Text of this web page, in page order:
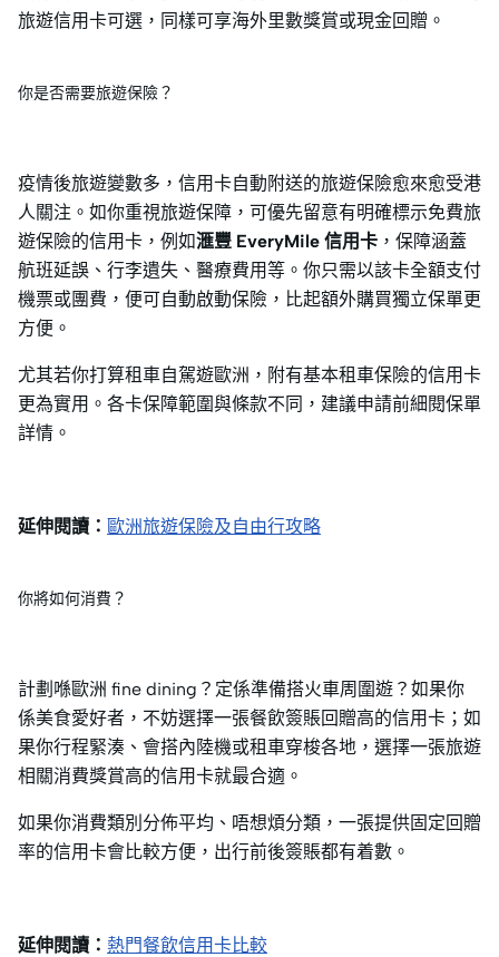
旅遊信用卡可選，同樣可享海外里數獎賞或現金回贈。
你是否需要旅遊保險？
疫情後旅遊變數多，信用卡自動附送的旅遊保險愈來愈受港
人關注。如你重視旅遊保障，可優先留意有明確標示免費旅
遊保險的信用卡，例如滙豐 EveryMile 信用卡 ，保障涵蓋
航班延誤、行李遺失、醫療費用等。你只需以該卡全額支付
機票或團費，便可自動啟動保險，比起額外購買獨立保單更
方便。
尤其若你打算租車自駕遊歐洲，附有基本租車保險的信用卡
更為實用。各卡保障範圍與條款不同，建議申請前細閱保單
詳情。
延伸閱讀： 歐洲旅遊保險及自由行攻略
你將如何消費？
計劃喺歐洲 fine dining？定係準備搭火車周圍遊？如果你
係美食愛好者，不妨選擇一張餐飲簽賬回贈高的信用卡；如
果你行程緊湊、會搭內陸機或租車穿梭各地，選擇一張旅遊
相關消費獎賞高的信用卡就最合適。
如果你消費類別分佈平均、唔想煩分類，一張提供固定回贈
率的信用卡會比較方便，出行前後簽賬都有着數。
延伸閱讀： 熱門餐飲信用卡比較